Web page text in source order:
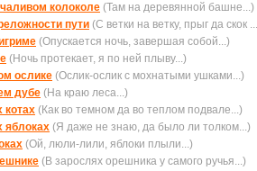
колоколе (Там на деревянной башне...)
пути (С ветки на ветку, прыг да скок
(Опускается ночь, завершая собой...)
(Ночь протекает, я по ней плыву...)
ослике (Ослик-ослик с мохнатыми ушками...)
дубе (На краю леса...)
котах (Как во темном да во теплом подвале...)
яблоках (Я даже не знаю, да было ли толком...)
(Ой, люли-лили, яблоки плыли...)
(В зарослях орешника у самого ручья...)